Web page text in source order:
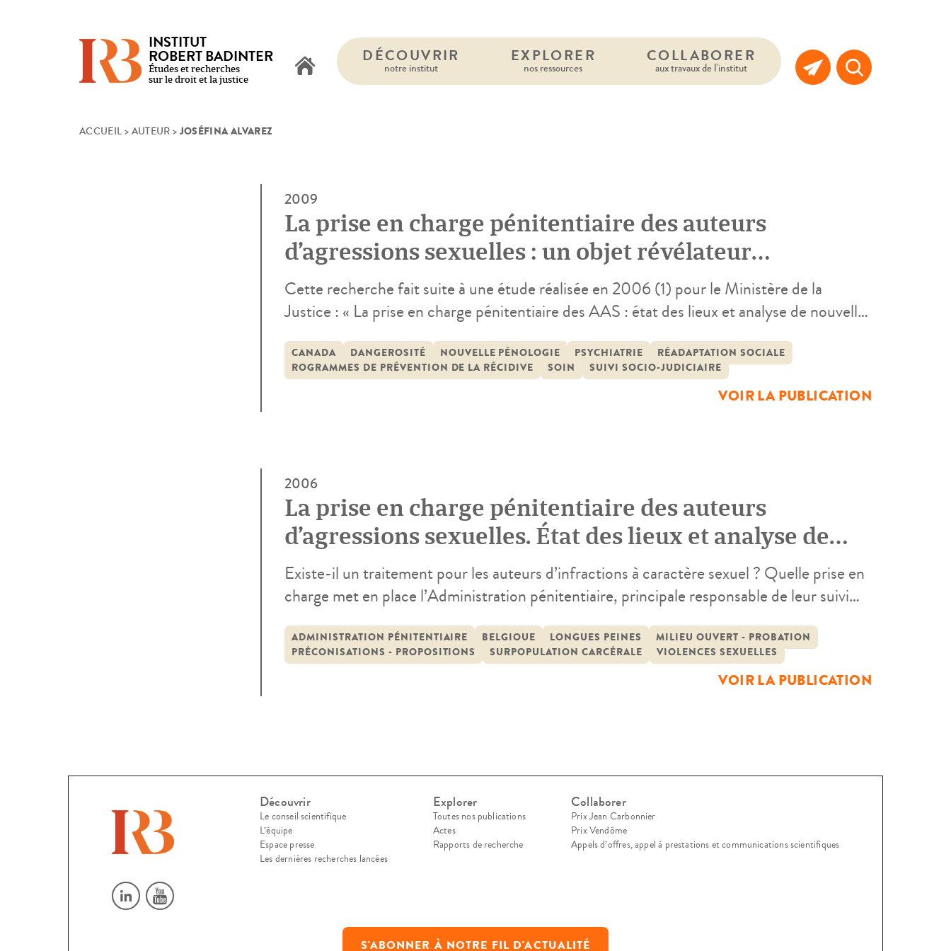
INSTITUT
ROBERT BADINTER
Études et recherches
sur le droit et la justice
DÉCOUVRIR
notre institut
EXPLORER
nos ressources
COLLABORER
aux travaux de l’institut
ACCUEIL > AUTEUR > JOSÉFINA ALVAREZ
2009
La prise en charge pénitentiaire des auteurs
d’agressions sexuelles : un objet révélateur
d’évolutions institutionnelles et professionnelles
Cette recherche fait suite à une étude réalisée en 2006 (1) pour le Ministère de la
Justice : « La prise en charge pénitentiaire des AAS : état des lieux et analyse de nouvelles
d’entretiens – en France et au Canada – et recherche documentaire. Deux voies
d’analyses ont été […]
CANADA DANGEROSITÉ NOUVELLE PÉNOLOGIE PSYCHIATRIE
RÉADAPTATION SOCIALE
ROGRAMMES DE PRÉVENTION DE LA RÉCIDIVE
SOIN SUIVI SOCIO-JUDICIAIRE
VOIR LA PUBLICATION
2006
La prise en charge pénitentiaire des auteurs
d’agressions sexuelles. État des lieux et analyse de
nouvelles pratiques
Existe-il un traitement pour les auteurs d’infractions à caractère sexuel ? Quelle prise en
charge met en place l’Administration pénitentiaire, principale responsable de leur suivi
suite à une commande du Ministère de la Justice, deux chercheures du Centre
Interdisciplinaire de Recherche Appliquée au […]
ADMINISTRATION PÉNITENTIAIRE BELGIQUE LONGUES PEINES
MILIEU OUVERT - PROBATION
PRÉCONISATIONS - PROPOSITIONS
SURPOPULATION CARCÉRALE VIOLENCES SEXUELLES
VOIR LA PUBLICATION
Découvrir
Le conseil scientifique
L’équipe
Espace presse
Les dernières recherches lancées
Explorer
Toutes nos publications
Actes
Rapports de recherche
Collaborer
Prix Jean Carbonnier
Prix Vendôme
Appels d’offres, appel à prestations et communications scientifiques
S'ABONNER À NOTRE FIL D'ACTUALITÉ